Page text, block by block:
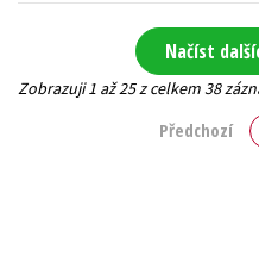
Načíst
Zobrazuji 1 až 25 z celkem 38
Předchozí